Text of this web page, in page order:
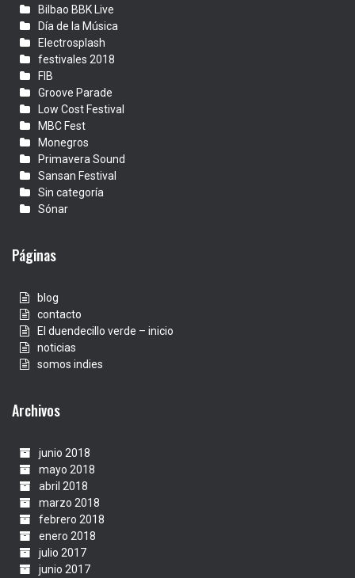
Bilbao BBK Live
Día de la Música
Electrosplash
festivales 2018
FIB
Groove Parade
Low Cost Festival
MBC Fest
Monegros
Primavera Sound
Sansan Festival
Sin categoría
Sónar
Páginas
blog
contacto
El duendecillo verde – inicio
noticias
somos indies
Archivos
junio 2018
mayo 2018
abril 2018
marzo 2018
febrero 2018
enero 2018
julio 2017
junio 2017